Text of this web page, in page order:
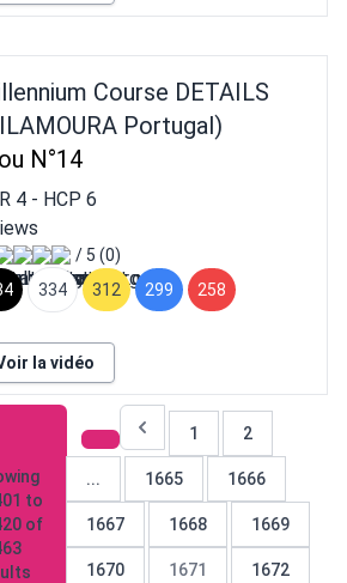
Course DETAILS
Portugal)
N°14
4- HCP 6
/ 5 (0)
334 312 299 258
la vidéo
to
of
1 2
... 1665 1666
1667 1668 1669
1670 1671 1672